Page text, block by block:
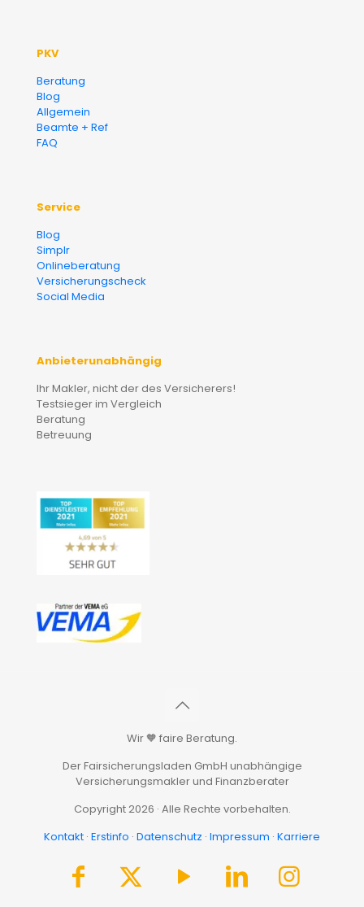
PKV
Beratung
Blog
Allgemein
Beamte + Ref
FAQ
Service
Blog
Simplr
Onlineberatung
Versicherungscheck
Social Media
Anbieterunabhängig
Ihr Makler, nicht der des Versicherers!
Testsieger im Vergleich
Beratung
Betreuung
Wir 🧡 faire Beratung.
Der Fairsicherungsladen GmbH unabhängige
Versicherungsmakler und Finanzberater
Copyright 2026 · Alle Rechte vorbehalten.
Kontakt · Erstinfo · Datenschutz · Impressum · Karriere